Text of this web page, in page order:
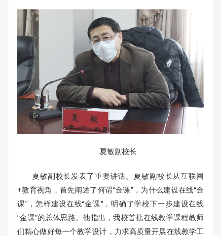
夏敏副校长
夏敏副校长发表了重要讲话。夏敏副校长从互联网
+教育视角，首先阐述了何谓“金课”，为什么建设在线“金
课”，怎样建设在线“金课”，明确了学校下一步建设在线
“金课”的总体思路。他指出，我校首批在线教学课程教师
们精心做好每一个教学设计，力求高质量开展在线教学工